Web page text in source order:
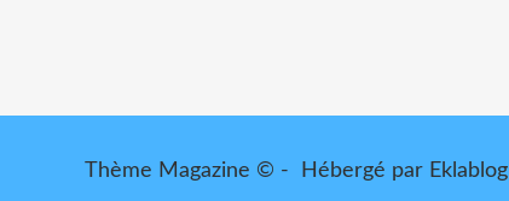
Thème Magazine © - Hébergé par Eklablog